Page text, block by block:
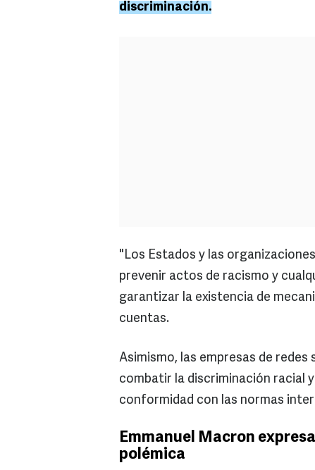
discriminación.
"Los Estados y las
prevenir actos de racismo y
garantizar la existencia de
cuentas.
Asimismo, las empresas de
combatir la discriminación racial
conformidad con las normas
Emmanuel Macron
polémica